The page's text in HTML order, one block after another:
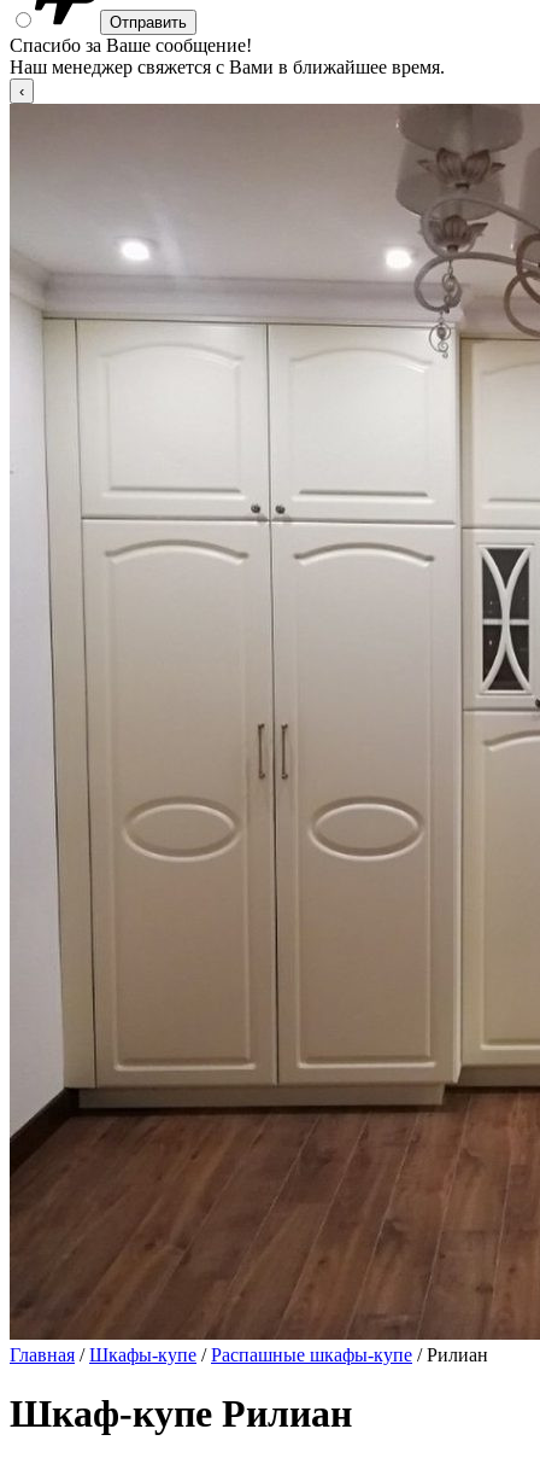
Спасибо за Ваше сообщение!
Наш менеджер свяжется с Вами в ближайшее время.
Главная /Шкафы-купе /Распашные шкафы-купе / Рилиан
Шкаф-купе Рилиан